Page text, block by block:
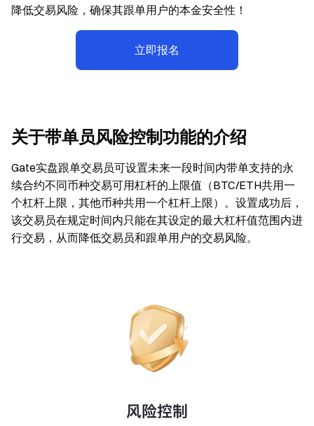
降低交易风险，确保其跟单用户的本金安全性！
立即报名
关于带单员风险控制功能的介绍
Gate实盘跟单交易员可设置未来一段时间内带单支持的永
续合约不同币种交易可用杠杆的上限值（BTC/ETH共用一
个杠杆上限，其他币种共用一个杠杆上限）。设置成功后，
该交易员在规定时间内只能在其设定的最大杠杆值范围内进
行交易，从而降低交易员和跟单用户的交易风险。